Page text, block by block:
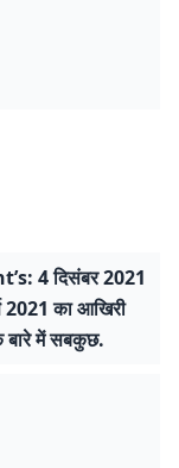
4 दिसंबर 2021
2021 का आखिरी
बारे में सबकुछ.